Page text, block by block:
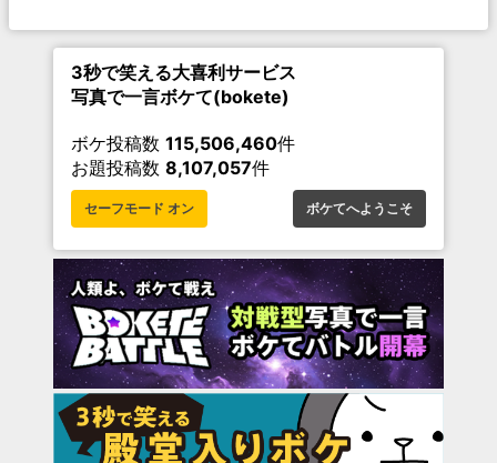
3秒で笑える大喜利サービス
写真で一言ボケて(bokete)
ボケ投稿数 115,506,460件
お題投稿数 8,107,057件
セーフモード オン ボケてへようこそ